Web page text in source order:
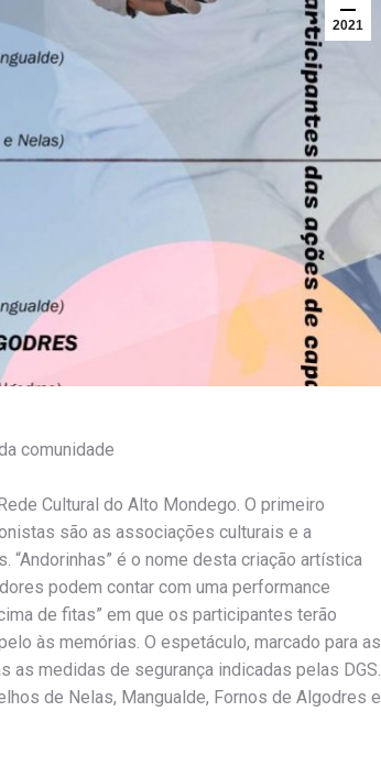
2021
comunidade
Cultural do Alto Mondego. O primeiro
são as associações culturais e a
é o nome desta criação artística
podem contar com uma performance
de fitas” em que os participantes terão
às memórias. O espetáculo, marcado para as
as medidas de segurança indicadas pelas DGS.
de Nelas, Mangualde, Fornos de Algodres e